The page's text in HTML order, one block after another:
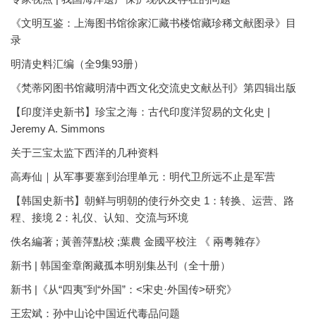
《文明互鉴：上海图书馆徐家汇藏书楼馆藏珍稀文献图录》目
录
明清史料汇编（全9集93册）
《梵蒂冈图书馆藏明清中西文化交流史文献丛刊》第四辑出版
【印度洋史新书】珍宝之海：古代印度洋贸易的文化史 |
Jeremy A. Simmons
关于三宝太监下西洋的几种资料
高寿仙｜从军事要塞到治理单元：明代卫所远不止是军营
【韩国史新书】朝鲜与明朝的使行外交史 1：转换、运营、路
程、接境 2：礼仪、认知、交流与环境
佚名編著 ; 黃善萍點校 ;葉農 金國平校注 《 兩粵雜存》
新书 | 韩国奎章阁藏孤本明别集丛刊（全十册）
新书 |《从“四夷”到“外国”：<宋史·外国传>研究》
王宏斌：孙中山论中国近代毒品问题